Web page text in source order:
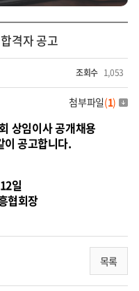
격자 공고
조회수 1,053
첨부파일(1)
상임이사 공개채용
이 공고합니다.
일
협회장
목록